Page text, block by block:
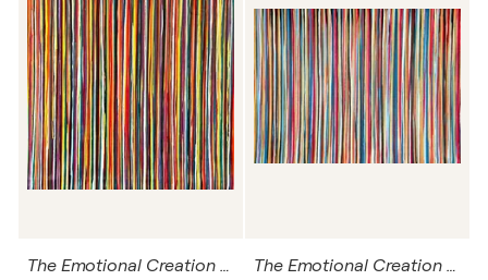
The Emotional Creation #417 The Emotional Creation #338